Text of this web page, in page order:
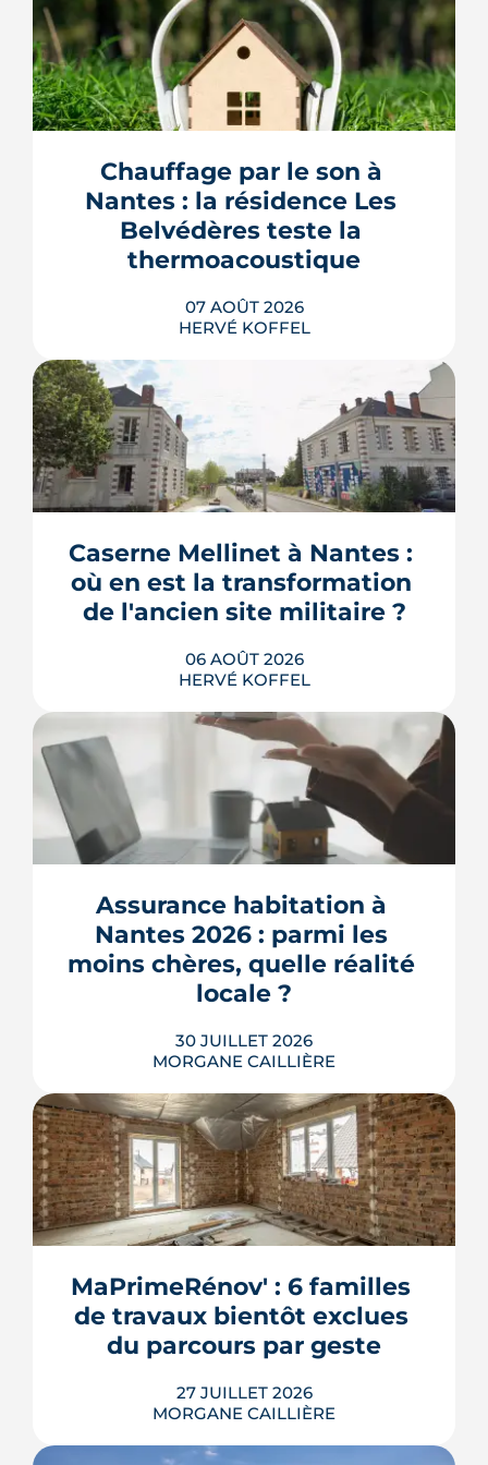
Chauffage par le son à
Nantes : la résidence Les
Belvédères teste la
thermoacoustique
07 AOÛT 2026
HERVÉ KOFFEL
Une start-up nantaise fait produire de
l'eau chaude « par le son » à un
immeuble social de Bellevue-
une pompe à chaleur à hélium
branchée sur le réseau de chaleur
urbain, testée un an grandeur nature.
LIRE L'ARTICLE
Caserne Mellinet à Nantes :
où en est la transformation
de l'ancien site militaire ?
06 AOÛT 2026
HERVÉ KOFFEL
L'ancienne caserne Mellinet devient un
quartier habité de treize hectares et
demi. Livraisons de logements, friche
où en est le chantier, hameau par
hameau.
LIRE L'ARTICLE
Assurance habitation à
Nantes 2026 : parmi les
moins chères, quelle réalité
locale ?
30 JUILLET 2026
MORGANE CAILLIÈRE
259 € par an en moyenne régionale,
une hausse de 14 % sur un an, un
risque inondation bien réel autour de
la Loire et de la Sèvre : l'assurance
habitation nantaise conjugue tarifs
doux et vigilance locale. Chiffres,
limites et conseils pour payer le juste
MaPrimeRénov' : 6 familles
de travaux bientôt exclues
du parcours par geste
27 JUILLET 2026
MORGANE CAILLIÈRE